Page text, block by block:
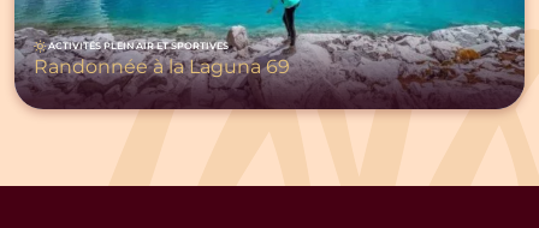
ACTIVITÉS PLEIN AIR ET SPORTIVES
Randonnée à la Laguna 69